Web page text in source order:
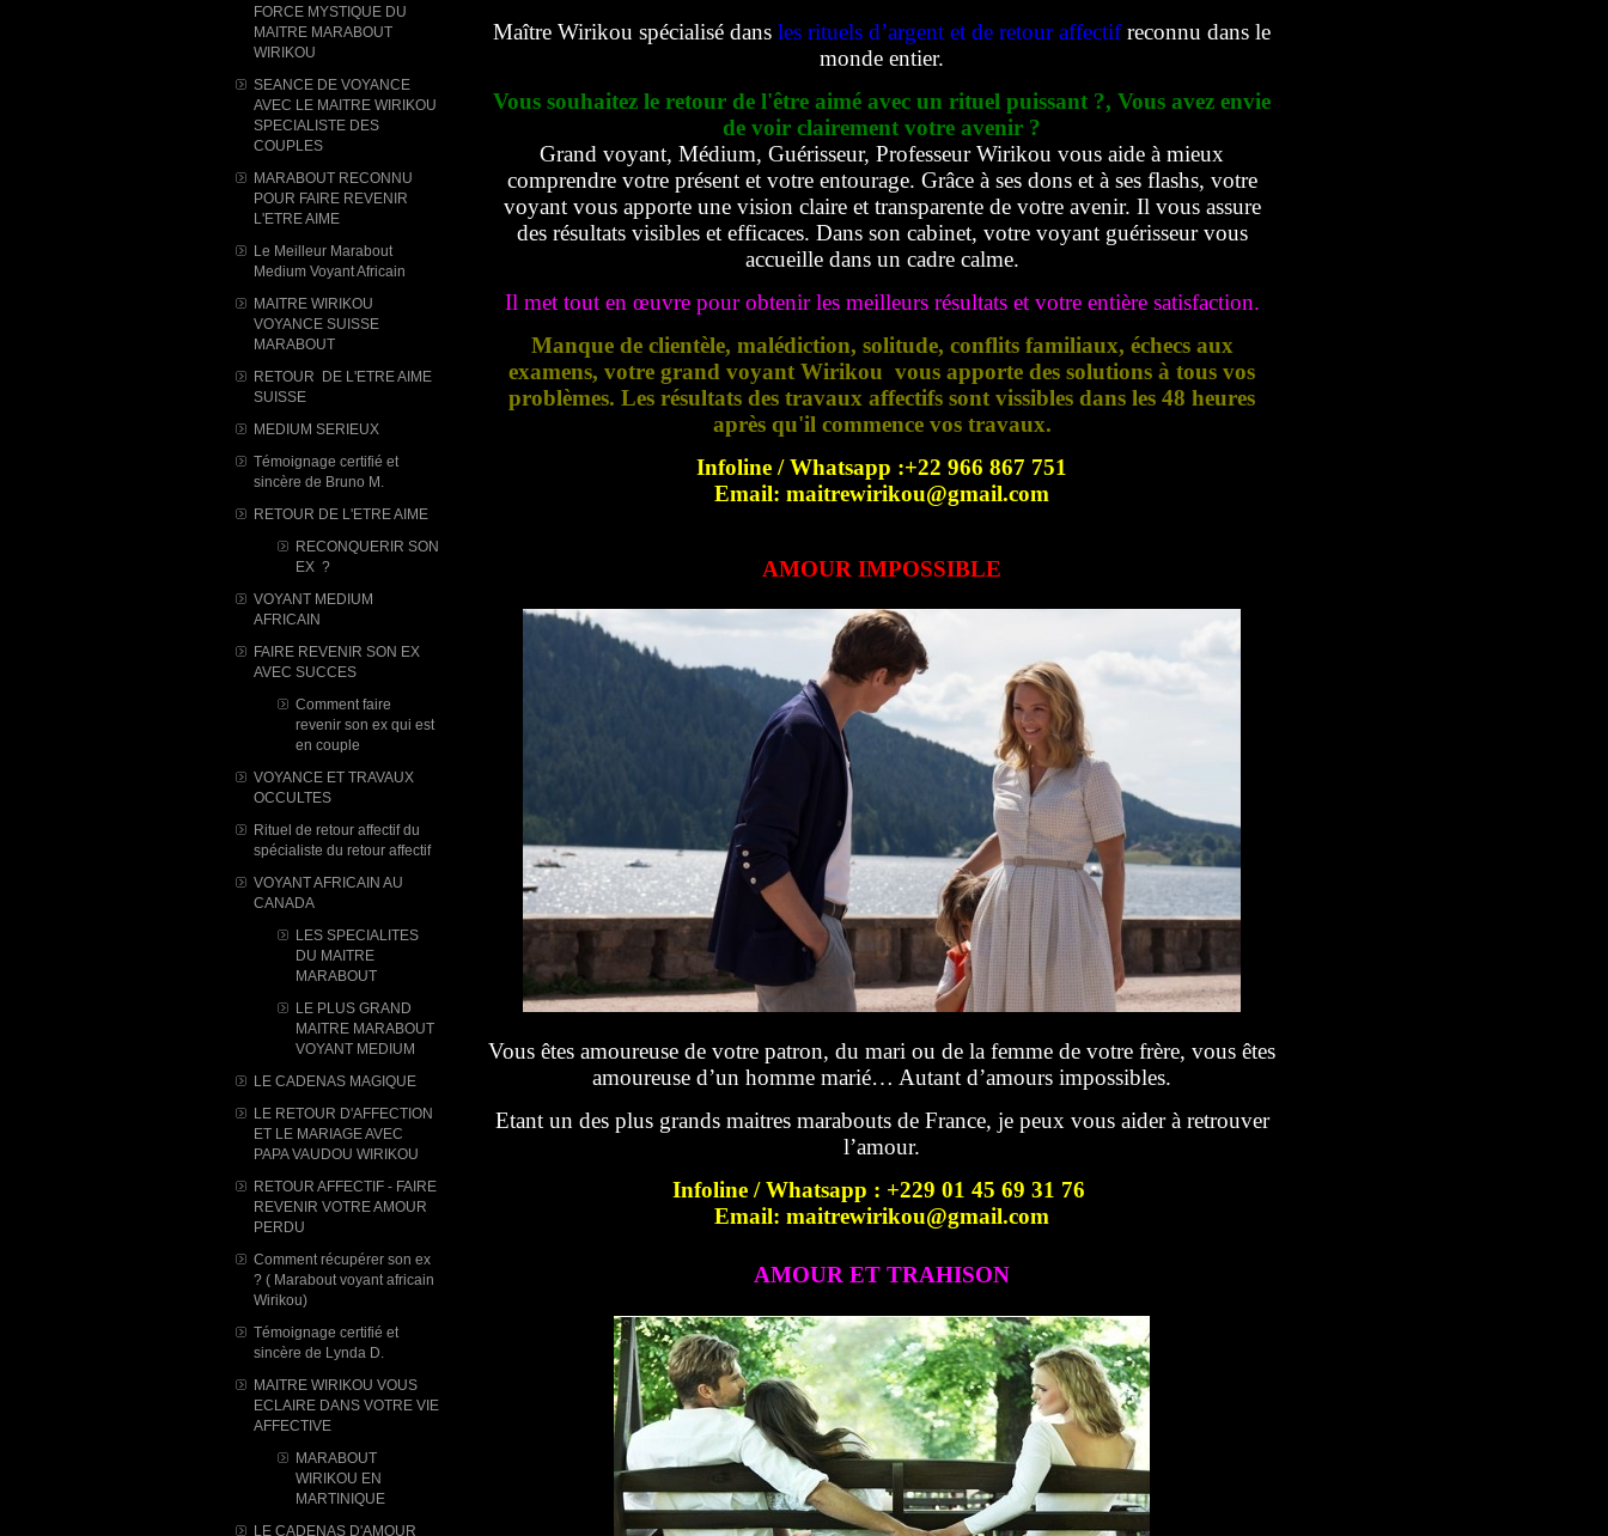
FORCE MYSTIQUE DU
MAITRE MARABOUT
WIRIKOU
SEANCE DE VOYANCE
AVEC LE MAITRE WIRIKOU
SPECIALISTE DES
COUPLES
MARABOUT RECONNU
POUR FAIRE REVENIR
L'ETRE AIME
Le Meilleur Marabout
Medium Voyant Africain
MAITRE WIRIKOU
VOYANCE SUISSE
MARABOUT
RETOUR DE L'ETRE AIME
SUISSE
MEDIUM SERIEUX
Témoignage certifié et
sincère de Bruno M.
RETOUR DE L'ETRE AIME
RECONQUERIR SON
EX ?
VOYANT MEDIUM
AFRICAIN
FAIRE REVENIR SON EX
AVEC SUCCES
Comment faire
revenir son ex qui est
en couple
VOYANCE ET TRAVAUX
OCCULTES
Rituel de retour affectif du
spécialiste du retour affectif
VOYANT AFRICAIN AU
CANADA
LES SPECIALITES
DU MAITRE
MARABOUT
LE PLUS GRAND
MAITRE MARABOUT
VOYANT MEDIUM
LE CADENAS MAGIQUE
LE RETOUR D'AFFECTION
ET LE MARIAGE AVEC
PAPA VAUDOU WIRIKOU
RETOUR AFFECTIF - FAIRE
REVENIR VOTRE AMOUR
PERDU
Comment récupérer son ex
? ( Marabout voyant africain
Wirikou)
Témoignage certifié et
sincère de Lynda D.
MAITRE WIRIKOU VOUS
ECLAIRE DANS VOTRE VIE
AFFECTIVE
MARABOUT
WIRIKOU ​EN
MARTINIQUE
LE CADENAS D'AMOUR
Maître Wirikou spécialisé dans les rituels d’argent et de retour affectif reconnu dans le
monde entier.
Vous souhaitez le retour de l'être aimé avec un rituel puissant ?, Vous avez envie
de voir clairement votre avenir ?
Grand voyant, Médium, Guérisseur, Professeur Wirikou vous aide à mieux
comprendre votre présent et votre entourage. Grâce à ses dons et à ses flashs, votre
voyant vous apporte une vision claire et transparente de votre avenir. Il vous assure
des résultats visibles et efficaces. Dans son cabinet, votre voyant guérisseur vous
accueille dans un cadre calme.
Il met tout en œuvre pour obtenir les meilleurs résultats et votre entière satisfaction.
Manque de clientèle, malédiction, solitude, conflits familiaux, échecs aux
examens, votre grand voyant Wirikou vous apporte des solutions à tous vos
problèmes. Les résultats des travaux affectifs sont vissibles dans les 48 heures
après qu'il commence vos travaux.
Infoline / Whatsapp :+22 966 867 751
Email: maitrewirikou@gmail.com
AMOUR IMPOSSIBLE
Vous êtes amoureuse de votre patron, du mari ou de la femme de votre frère, vous êtes
amoureuse d’un homme marié… Autant d’amours impossibles.
Etant un des plus grands maitres marabouts de France, je peux vous aider à retrouver
l’amour.
Infoline / Whatsapp : +229 01 45 69 31 76
Email: maitrewirikou@gmail.com
AMOUR ET TRAHISON